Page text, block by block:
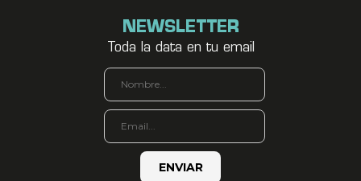
NEWSLETTER
Toda la data en tu email